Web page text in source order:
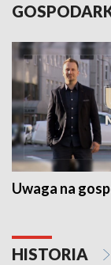
Uwaga na
HISTORIA